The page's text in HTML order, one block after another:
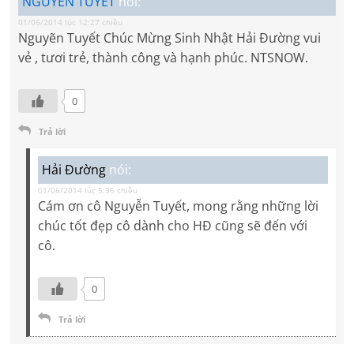
01/06/2014 lúc 12:27 chiều
Nguyẽn Tuyết Chúc Mừng Sinh Nhật Hải Đường vui
vẻ , tươi trẻ, thành công và hạnh phúc. NTSNOW.
0
Trả lời
Hải Đường nói:
01/06/2014 lúc 5:36 chiều
Cám ơn cô Nguyễn Tuyết, mong rằng những lời
chúc tốt đẹp cô dành cho HĐ cũng sẽ đến với
cô.
0
Trả lời